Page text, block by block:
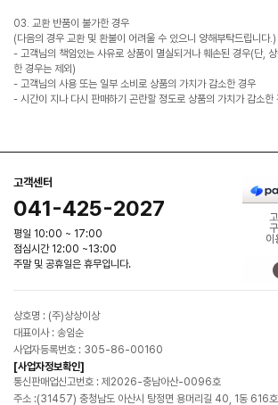
03. 교환 반품이 불가한 경우
(다음의 경우 교환 및 환불이 어려울 수 있으니 양해부탁드립니다.)
- 고객님의 책임있는 사유로 상품이 멸실되거나 훼손된 경우(단,
한 경우는 제외)
- 고객님의 사용 또는 일부 소비로 상품의 가치가 감소한 경우
- 시간이 지나 다시 판매하기 곤란할 정도로 상품의 가치가 감소한
고객센터
041-425-2027
평일 10:00 ~ 17:00
점심시간 12:00 ~13:00
주말 및 공휴일은 휴무입니다.
상호명 : (주)상상이상
대표이사 : 송임순
사업자등록번호 : 305-86-00160
[사업자정보확인]
통신판매업신고번호 : 제2026-충남아산-0096호
주소 :(31457) 충청남도 아산시 탕정면 용머리길 40, 1동 616호